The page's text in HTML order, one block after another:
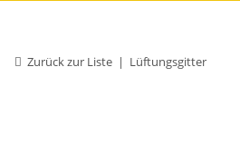
Zurück zur Liste Lüftungsgitter